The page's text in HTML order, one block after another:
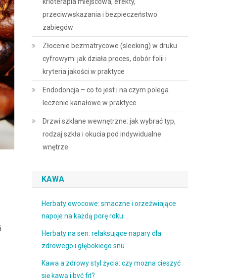
przeciwwskazania i bezpieczeństwo
zabiegów
Złocenie bezmatrycowe (sleeking) w druku
cyfrowym: jak działa proces, dobór folii i
kryteria jakości w praktyce
Endodoncja – co to jest i na czym polega
leczenie kanałowe w praktyce
Drzwi szklane wewnętrzne: jak wybrać typ,
rodzaj szkła i okucia pod indywidualne
wnętrze
KAWA
Herbaty owocowe: smaczne i orzeźwiające
napoje na każdą porę roku
Herbaty na sen: relaksujące napary dla
zdrowego i głębokiego snu
Kawa a zdrowy styl życia: czy można cieszyć
się kawą i być fit?